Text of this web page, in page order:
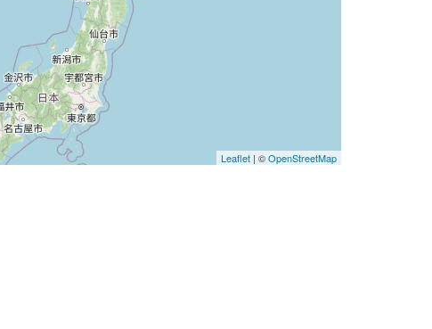
Leaflet | ©OpenStreetMap